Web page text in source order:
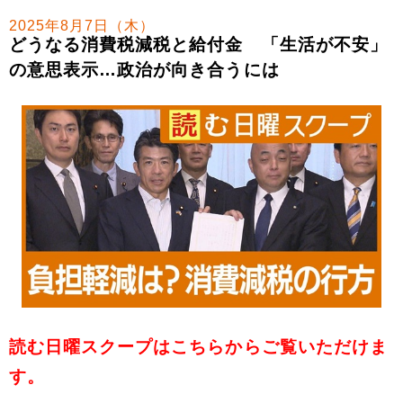
2025年8月7日（木）
どうなる消費税減税と給付金 「生活が不安」
の意思表示…政治が向き合うには
読む日曜スクープはこちらからご覧いただけま
す。